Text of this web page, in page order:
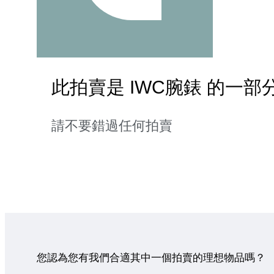
此拍賣是 IWC腕錶 的一部
請不要錯過任何拍賣
您認為您有我們合適其中一個拍賣的理想物品嗎？